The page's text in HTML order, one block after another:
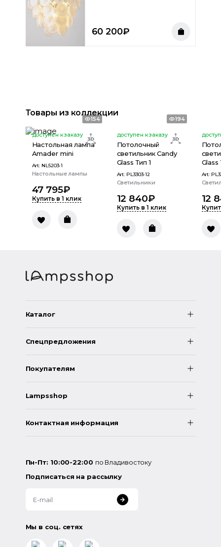
60 200₽
Товары из коллекции
154
доступен к заказу
Настольная лампа
Amader mini
Art: NL5203-1
Настольные лампы
47 795₽
Купить в 1 клик
194
доступен к заказу
Потолочный
светильник Candy
Glass Тип 1
Art: PL3303-12
Светильники
12 840₽
Купить в 1 клик
Glass
Art:
12
Каталог
Спецпредложения
Покупателям
Lampsshop
Контактная информация
Пн-Пт: 10:00-22:00 по Владивостоку
Подписаться на рассылку
Мы в соц. сетях